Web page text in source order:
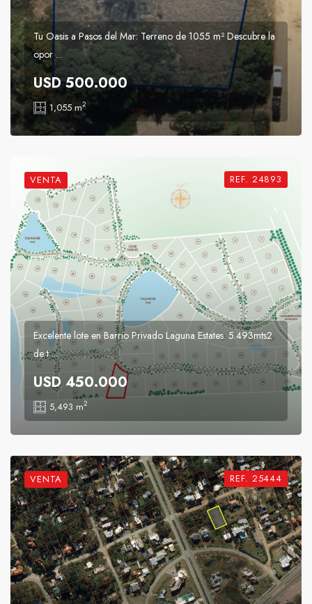
Tu Oasis a Pasos del Mar: Terreno de 1055 m² Descubre la
opor ...
USD 500.000
1,055 m2
VENTA REF. 24893
Excelente lote en Barrio Privado Laguna Estates. 5.493mts2
de t ...
USD 450.000
5,493 m2
VENTA REF. 25444